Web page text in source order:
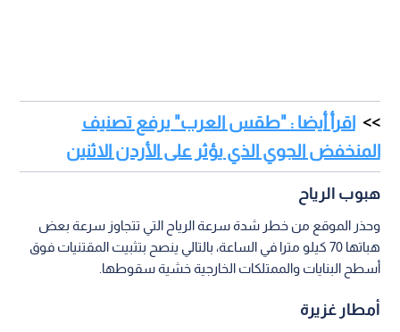
اقرأ أيضا : "طقس العرب" يرفع تصنيف
المنخفض الجوي الذي يؤثر على الأردن الاثنين
هبوب الرياح
وحذر الموقع من خطر شدة سرعة الرياح التي تتجاوز سرعة بعض
هباتها 70 كيلو مترا في الساعة، بالتالي ينصح بتثبيت المقتنيات فوق
أسطح البنايات والممتلكات الخارجية خشية سقوطها.
أمطار غزيرة